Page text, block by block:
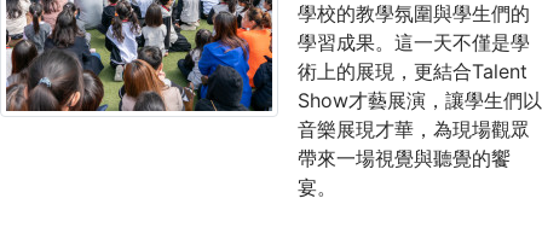
學校的教學氛圍與學生們的
學習成果。這一天不僅是學
術上的展現，更結合Talent
Show才藝展演，讓學生們以
音樂展現才華，為現場觀眾
帶來一場視覺與聽覺的饗
宴。